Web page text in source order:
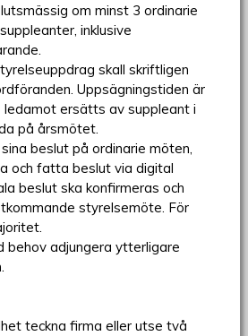
om minst 3 ordinarie
inklusive
skall skriftligen
Uppsägningstiden är
ledamot ersätts av suppleant i
på årsmötet.
beslut på ordinarie möten,
och fatta beslut via digital
beslut ska konfirmeras och
styrelsemöte. För
behov adjungera ytterligare
teckna firma eller utse två